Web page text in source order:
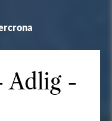
Adlig -